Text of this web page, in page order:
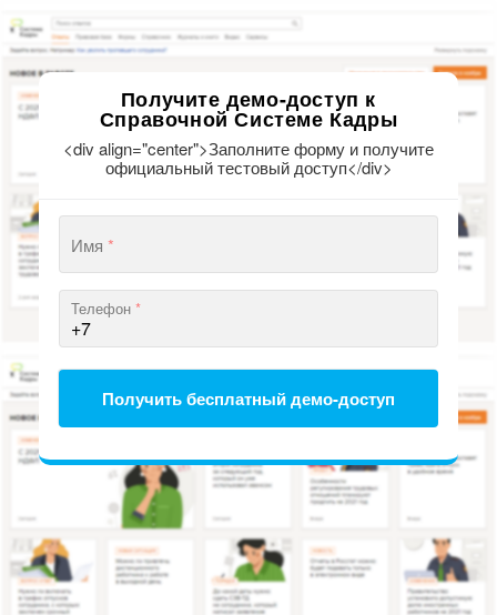
Получите демо-доступ к
Справочной Системе Кадры
<div align="center">Заполните форму и получите
официальный тестовый доступ</div>
Имя *
Телефон *
Получить бесплатный демо-доступ